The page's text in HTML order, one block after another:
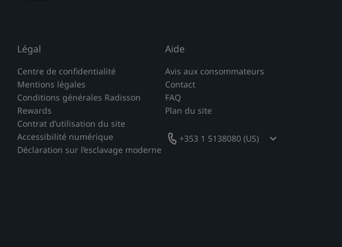
Légal
Centre de confidentialité
Mentions légales
Conditions générales Radisson
Rewards
Contrat d’utilisation du site
Accessibilité numérique
Déclaration sur l’esclavage moderne
Aide
Avis aux consommateurs
Contact
FAQ
Plan du site
+353 1 5138080 (US)